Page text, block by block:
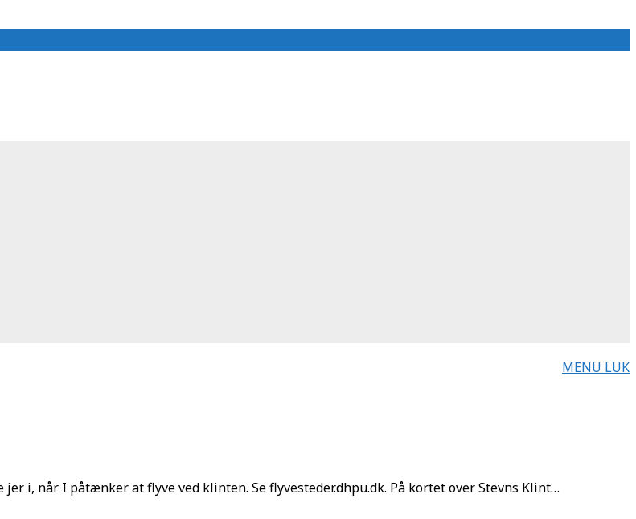
MENU LUK
i, når I påtænker at flyve ved klinten. Se flyvesteder.dhpu.dk. På kortet over Stevns Klint…